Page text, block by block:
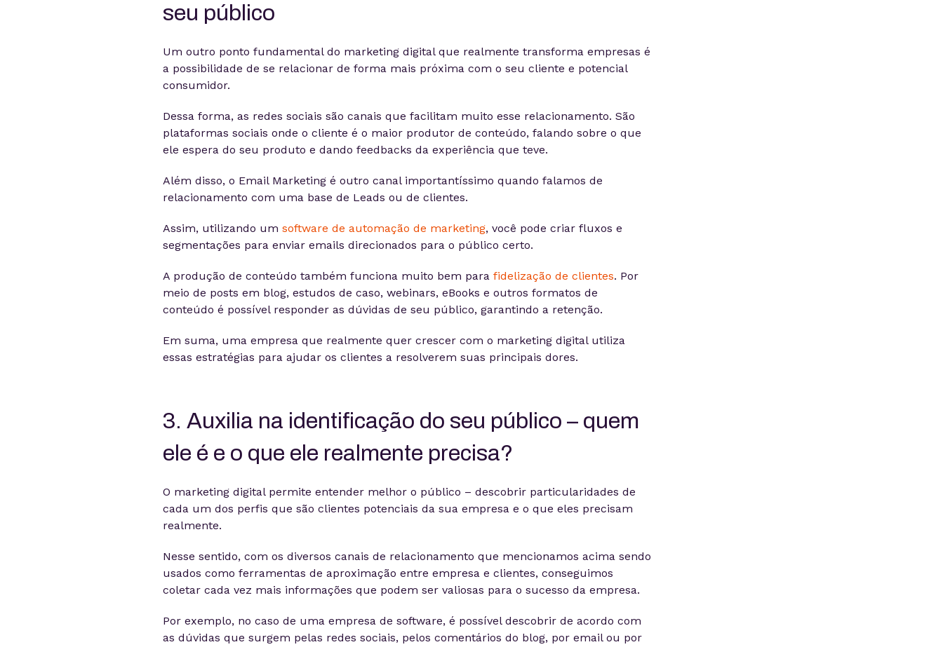
seu público
Um outro ponto fundamental do marketing digital que realmente transforma empresas é
a possibilidade de se relacionar de forma mais próxima com o seu cliente e potencial
consumidor.
Dessa forma, as redes sociais são canais que facilitam muito esse relacionamento. São
plataformas sociais onde o cliente é o maior produtor de conteúdo, falando sobre o que
ele espera do seu produto e dando feedbacks da experiência que teve.
Além disso, o Email Marketing é outro canal importantíssimo quando falamos de
relacionamento com uma base de Leads ou de clientes.
Assim, utilizando um software de automação de marketing, você pode criar fluxos e
segmentações para enviar emails direcionados para o público certo.
A produção de conteúdo também funciona muito bem para fidelização de clientes. Por
meio de posts em blog, estudos de caso, webinars, eBooks e outros formatos de
conteúdo é possível responder as dúvidas de seu público, garantindo a retenção.
Em suma, uma empresa que realmente quer crescer com o marketing digital utiliza
essas estratégias para ajudar os clientes a resolverem suas principais dores.
3. Auxilia na identificação do seu público – quem
ele é e o que ele realmente precisa?
O marketing digital permite entender melhor o público – descobrir particularidades de
cada um dos perfis que são clientes potenciais da sua empresa e o que eles precisam
realmente.
Nesse sentido, com os diversos canais de relacionamento que mencionamos acima sendo
usados como ferramentas de aproximação entre empresa e clientes, conseguimos
coletar cada vez mais informações que podem ser valiosas para o sucesso da empresa.
Por exemplo, no caso de uma empresa de software, é possível descobrir de acordo com
as dúvidas que surgem pelas redes sociais, pelos comentários do blog, por email ou por